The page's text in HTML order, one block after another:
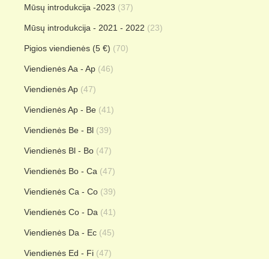
Mūsų introdukcija -2023 (37)
Mūsų introdukcija - 2021 - 2022 (23)
Pigios viendienės (5 €) (70)
Viendienės Aa - Ap (46)
Viendienės Ap (47)
Viendienės Ap - Be (41)
Viendienės Be - Bl (39)
Viendienės Bl - Bo (47)
Viendienės Bo - Ca (47)
Viendienės Ca - Co (39)
Viendienės Co - Da (41)
Viendienės Da - Ec (45)
Viendienės Ed - Fi (47)